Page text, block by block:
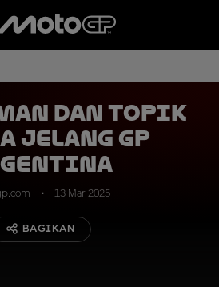
dan Topik
Jelang GP
13 Mar 2025
BAGIKAN